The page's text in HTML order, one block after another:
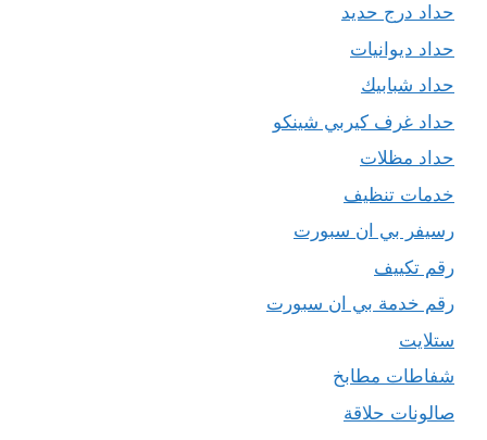
حداد درج حديد
حداد ديوانيات
حداد شبابيك
حداد غرف كيربي شينكو
حداد مظلات
خدمات تنظيف
رسيفر بي ان سبورت
رقم تكييف
رقم خدمة بي ان سبورت
ستلايت
شفاطات مطابخ
صالونات حلاقة